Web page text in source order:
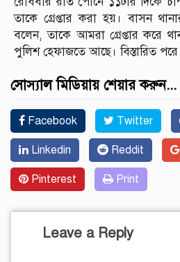
তাকে গ্রেপ্তার করা হয়। বাসন
বলেন, তাকে আমরা গ্রেপ্তার করে
পুলিশ হেফাজতে আছে। বিস্তারিত
সোস্যাল মিডিয়ায় শেয়ার করুন...
Facebook Twitter
Linkedin Reddit
Pinterest Print
Leave a Reply